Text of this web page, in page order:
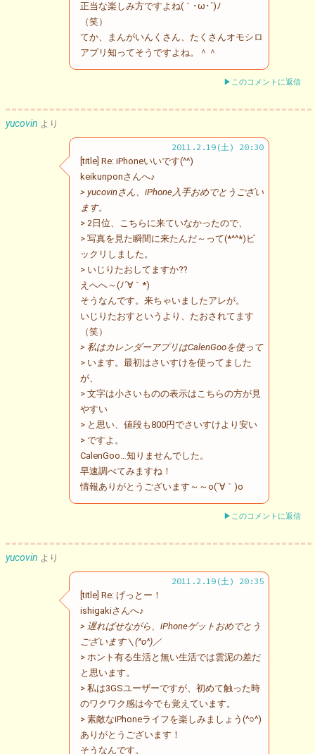
正当な楽しみ方ですよね(｀･ω･´)ﾉ
（笑）
てか、まんがいんくさん、たくさんオモシロ
アプリ知ってそうですよね。＾＾
▶このコメントに返信
yucovin より
2011.2.19(土) 20:30
[title] Re: iPhoneいいです(^^)
keikunponさんへ♪
> yucovinさん、iPhone入手おめでとうござい
ます。
> 2日位、こちらに来ていなかったので、
> 写真を見た瞬間に来たんだ～って(*^^*)ビ
ックリしました。
> いじりたおしてますか⁇
えへへ～(ﾉ´∀｀*)
そうなんです。来ちゃいましたアレが。
いじりたおすというより、たおされてます
（笑）
> 私はカレンダーアプリはCalenGooを使って
> います。最初はさいすけを使ってました
が、
> 文字は小さいものの表示はこちらの方が見
やすい
> と思い、値段も800円でさいすけより安い
> ですよ。
CalenGoo…知りませんでした。
早速調べてみますね！
情報ありがとうございます～～o(´∀｀)o
▶このコメントに返信
yucovin より
2011.2.19(土) 20:35
[title] Re: げっとー！
ishigakiさんへ♪
> 遅ればせながら、iPhoneゲットおめでとう
ございます＼(^o^)／
> ホント有る生活と無い生活では雲泥の差だ
と思います。
> 私は3GSユーザーですが、初めて触った時
のワクワク感は今でも覚えています。
> 素敵なiPhoneライフを楽しみましょう(^○^)
ありがとうございます！
そうなんです。